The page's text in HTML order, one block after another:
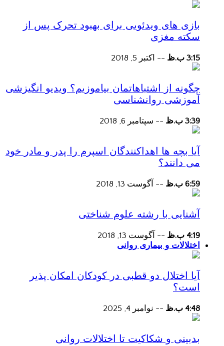
بازی های ویدئویی برای بهبود تحرک پس از
سکته مغزی
3:15 ب.ظ -- اکتبر 5, 2018
چگونه از اشتباهاتمان بیاموزیم؟ ویدیو انگیزشی
آموزشی روانشناسی
3:39 ب.ظ -- سپتامبر 6, 2018
آیا بچه ها اهداکنندگان اسپرم را پدر و مادر خود
می دانند؟
6:59 ب.ظ -- آگوست 13, 2018
آشنایی با رشته علوم شناختی
4:19 ب.ظ -- آگوست 13, 2018
اختلالات و بیماری روانی
آیا اختلال دو قطبی در کودکان امکان پذیر
است؟
4:48 ب.ظ -- نوامبر 4, 2025
بدبینی و شکاکیت تا اختلالات روانی